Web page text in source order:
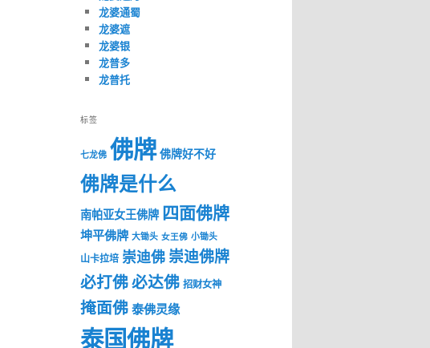
龙婆通蜀
龙婆遮
龙婆银
龙普多
龙普托
标签
七龙佛 佛牌 佛牌好不好
佛牌是什么
南帕亚女王佛牌 四面佛牌
坤平佛牌 大锄头 女王佛 小锄头
山卡拉培 崇迪佛崇迪佛牌
必打佛必达佛 招财女神
掩面佛泰佛灵缘
泰国佛牌